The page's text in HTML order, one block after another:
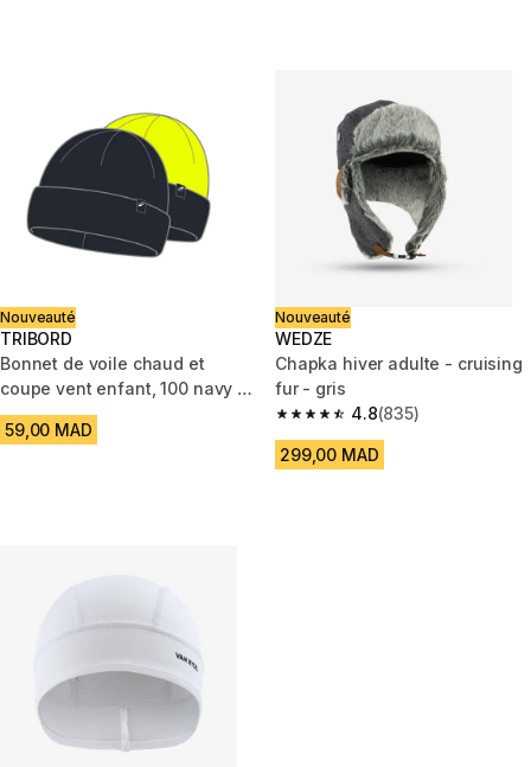
Nouveauté
TRIBORD
Bonnet de voile chaud et
coupe vent enfant, 100 navy /
jaune fluo
59,00 MAD
Nouveauté
WEDZE
Chapka hiver adulte - cruising
fur - gris
4.8
4.8 out of 5 stars from 835
(835)
299,00 MAD